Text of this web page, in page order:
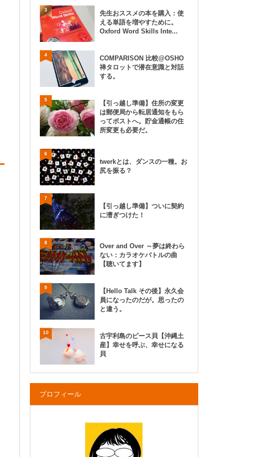
3
先生おススメの本を購入：使
える単語を増やすために。
Oxford Word Skills Inte...
4
COMPARISON 比較@OSHO
禅タロットで潜在意識と対話
する。
5
【引っ越し準備】住所の変更
は郵便局から転居通知をもら
ってポストへ。貯金通帳の住
所変更も必要だ。
6
twerkとは、ダンスの一種。お
尻を振る？
7
【引っ越し準備】ついに契約
に漕ぎつけた！
8
Over and Over ～夢は終わら
ない：カラオケバトルの曲
【聴いてます】
9
【Hello Talk その後】永久会
員になったのだが。思ったの
と違う。
10
古宇利島のピース貝【沖縄土
産】幸せを呼ぶ、幸せになる
貝
プロフィール